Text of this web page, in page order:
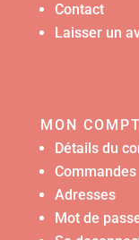
Contact
Laisser un
MON
Détails du
Commandes
Adresses
Mot de